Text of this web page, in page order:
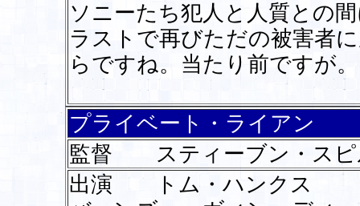
ソニーたち犯人と人質との
ラストで再びただの被害者
らですね。当たり前ですが。
プライベート・ライアン
監督 スティーブン・スピ
出演 トム・ハンクス